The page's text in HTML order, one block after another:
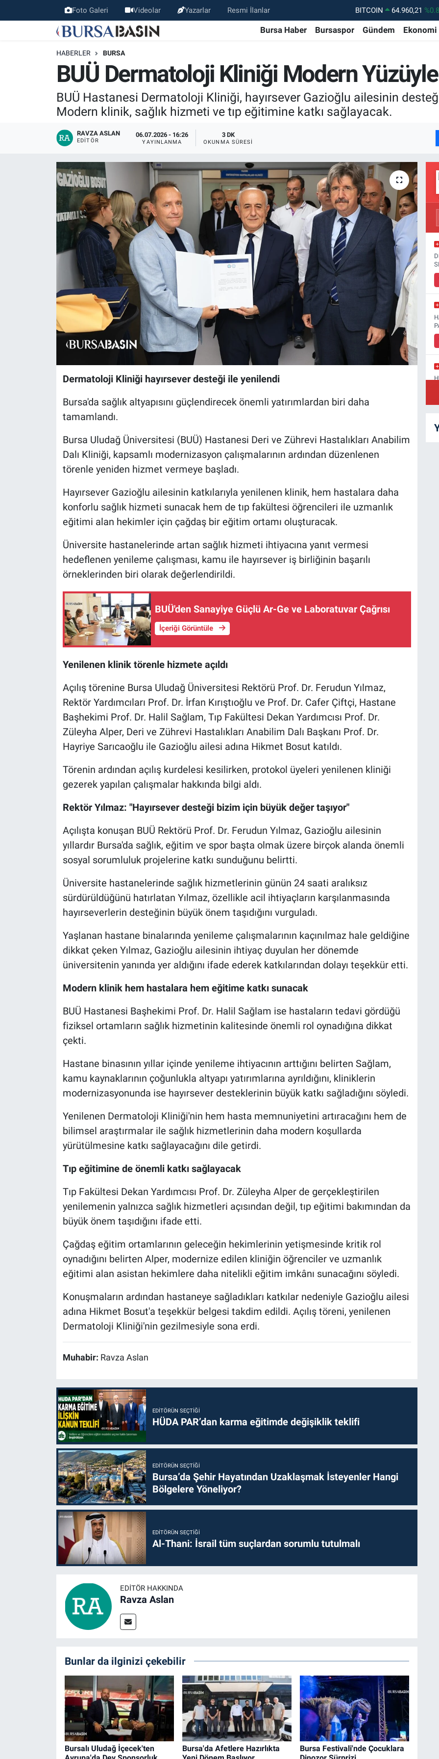
Foto Galeri Videolar Yazarlar Resmi İlanlar DOLAR 47,7436
EURO
55,2510 %0.32
GRAM ALTIN
6648.99
%2.59
BİST100
13.779 %-14
BITCOIN
64.960,21
Bursa Haber Bursaspor Gündem Ekonomi
HABERLER BURSA
BUÜ Dermatoloji Kliniği Modern
BUÜ Hastanesi Dermatoloji Kliniği, hayırsever Gazioğlu ailesinin
Modern klinik, sağlık hizmeti ve tıp eğitimine katkı sağlayacak.
RAVZA ASLAN
EDITÖR
06.07.2026 - 16:26
YAYINLANMA
3 DK
OKUNMA SÜRESI
Dermatoloji Kliniği hayırsever desteği ile yenilendi
Bursa'da sağlık altyapısını güçlendirecek önemli yatırımlardan biri daha
tamamlandı.
Bursa Uludağ Üniversitesi (BUÜ) Hastanesi Deri ve Zührevi Hastalıkları Anabilim
Dalı Kliniği, kapsamlı modernizasyon çalışmalarının ardından düzenlenen
törenle yeniden hizmet vermeye başladı.
Hayırsever Gazioğlu ailesinin katkılarıyla yenilenen klinik, hem hastalara daha
konforlu sağlık hizmeti sunacak hem de tıp fakültesi öğrencileri ile uzmanlık
eğitimi alan hekimler için çağdaş bir eğitim ortamı oluşturacak.
Üniversite hastanelerinde artan sağlık hizmeti ihtiyacına yanıt vermesi
hedeflenen yenileme çalışması, kamu ile hayırsever iş birliğinin başarılı
örneklerinden biri olarak değerlendirildi.
BUÜ'den Sanayiye Güçlü Ar-Ge ve Laboratuvar Çağrısı
İçeriği Görüntüle
Yenilenen klinik törenle hizmete açıldı
Açılış törenine Bursa Uludağ Üniversitesi Rektörü Prof. Dr. Ferudun Yılmaz,
Rektör Yardımcıları Prof. Dr. İrfan Kırıştıoğlu ve Prof. Dr. Cafer Çiftçi, Hastane
Başhekimi Prof. Dr. Halil Sağlam, Tıp Fakültesi Dekan Yardımcısı Prof. Dr.
Züleyha Alper, Deri ve Zührevi Hastalıkları Anabilim Dalı Başkanı Prof. Dr.
Hayriye Sarıcaoğlu ile Gazioğlu ailesi adına Hikmet Bosut katıldı.
Törenin ardından açılış kurdelesi kesilirken, protokol üyeleri yenilenen kliniği
gezerek yapılan çalışmalar hakkında bilgi aldı.
Rektör Yılmaz: "Hayırsever desteği bizim için büyük değer taşıyor"
Açılışta konuşan BUÜ Rektörü Prof. Dr. Ferudun Yılmaz, Gazioğlu ailesinin
yıllardır Bursa'da sağlık, eğitim ve spor başta olmak üzere birçok alanda önemli
sosyal sorumluluk projelerine katkı sunduğunu belirtti.
Üniversite hastanelerinde sağlık hizmetlerinin günün 24 saati aralıksız
sürdürüldüğünü hatırlatan Yılmaz, özellikle acil ihtiyaçların karşılanmasında
hayırseverlerin desteğinin büyük önem taşıdığını vurguladı.
Yaşlanan hastane binalarında yenileme çalışmalarının kaçınılmaz hale geldiğine
dikkat çeken Yılmaz, Gazioğlu ailesinin ihtiyaç duyulan her dönemde
üniversitenin yanında yer aldığını ifade ederek katkılarından dolayı teşekkür etti.
Modern klinik hem hastalara hem eğitime katkı sunacak
BUÜ Hastanesi Başhekimi Prof. Dr. Halil Sağlam ise hastaların tedavi gördüğü
fiziksel ortamların sağlık hizmetinin kalitesinde önemli rol oynadığına dikkat
çekti.
Hastane binasının yıllar içinde yenileme ihtiyacının arttığını belirten Sağlam,
kamu kaynaklarının çoğunlukla altyapı yatırımlarına ayrıldığını, kliniklerin
modernizasyonunda ise hayırsever desteklerinin büyük katkı sağladığını söyledi.
Yenilenen Dermatoloji Kliniği'nin hem hasta memnuniyetini artıracağını hem de
bilimsel araştırmalar ile sağlık hizmetlerinin daha modern koşullarda
yürütülmesine katkı sağlayacağını dile getirdi.
Tıp eğitimine de önemli katkı sağlayacak
Tıp Fakültesi Dekan Yardımcısı Prof. Dr. Züleyha Alper de gerçekleştirilen
yenilemenin yalnızca sağlık hizmetleri açısından değil, tıp eğitimi bakımından da
büyük önem taşıdığını ifade etti.
Çağdaş eğitim ortamlarının geleceğin hekimlerinin yetişmesinde kritik rol
oynadığını belirten Alper, modernize edilen kliniğin öğrenciler ve uzmanlık
eğitimi alan asistan hekimlere daha nitelikli eğitim imkânı sunacağını söyledi.
Konuşmaların ardından hastaneye sağladıkları katkılar nedeniyle Gazioğlu ailesi
adına Hikmet Bosut'a teşekkür belgesi takdim edildi. Açılış töreni, yenilenen
Dermatoloji Kliniği'nin gezilmesiyle sona erdi.
Muhabir: Ravza Aslan
EDITÖRÜN SEÇTIĞI
HÜDA PAR’dan karma eğitimde değişiklik teklifi
EDITÖRÜN SEÇTIĞI
Bursa’da Şehir Hayatından Uzaklaşmak İsteyenler Hangi
Bölgelere Yöneliyor?
EDITÖRÜN SEÇTIĞI
Al-Thani: İsrail tüm suçlardan sorumlu tutulmalı
EDITÖR HAKKINDA
Ravza Aslan
Bunlar da ilginizi çekebilir
Bursalı Uludağ İçecek'ten
Bursa'da Afetlere Hazırlıkta
Bursa Festivali'nde Çocuklara
Bursa Haber
Bilim, Teknoloji
KÜLTÜR-SANAT
Bursaspor
Gündem
Ekonomi
Teknoloji
Magazin
Nöbetçi Eczaneler
Bursa Nöbetçi Eczaneler
Bursa Hava Durumu
Bursa Trafik Yoğunluk Haritası
Süper Lig Puan Durumu ve Fikstür
Tüm Manşetler
Son Dakika Haberleri
Haber Arşivi